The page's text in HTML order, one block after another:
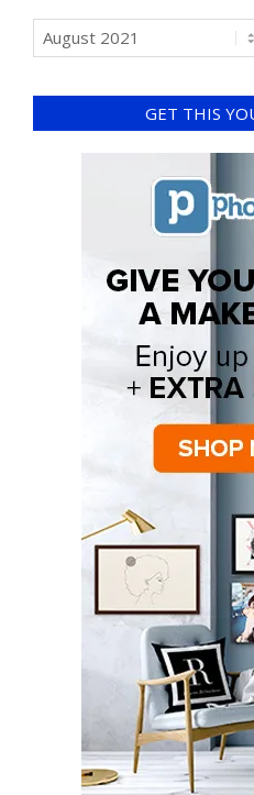
GET THIS